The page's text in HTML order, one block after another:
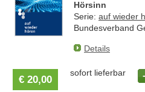
Hörsinn
Serie: auf wieder
Bundesverband
Details
€ 20,00
sofort lieferbar